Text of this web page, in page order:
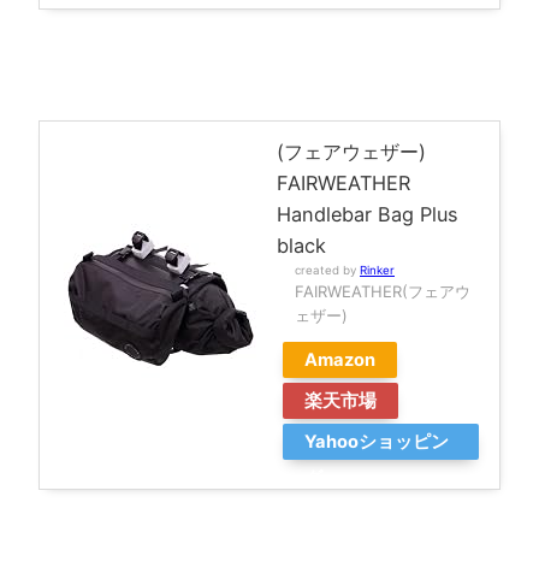
(フェアウェザー)
FAIRWEATHER
Handlebar Bag Plus
black
created by Rinker
FAIRWEATHER(フェアウ
ェザー)
Amazon
楽天市場
Yahooショッピン